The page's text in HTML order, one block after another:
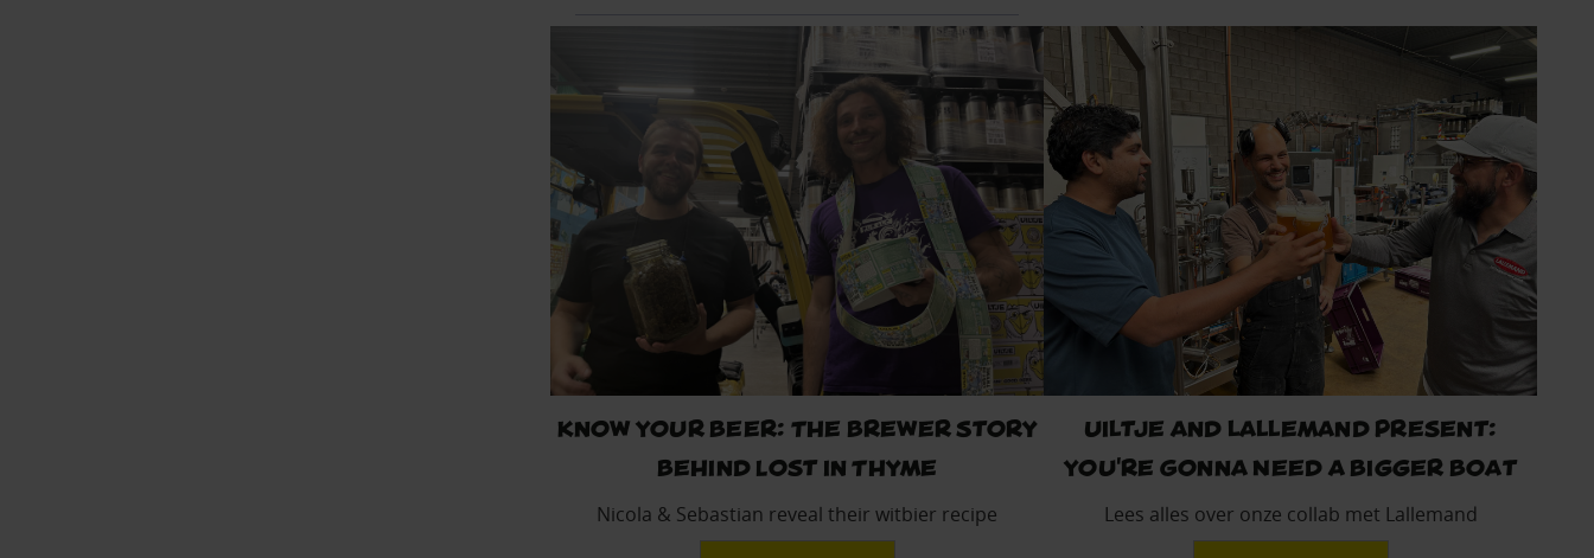
Know Your Beer: The Brewer Story
Behind Lost in Thyme
Nicola & Sebastian reveal their witbier recipe
uiltje and lallemand present:
You're Gonna Need a Bigger Boat
Lees alles over onze collab met Lallemand